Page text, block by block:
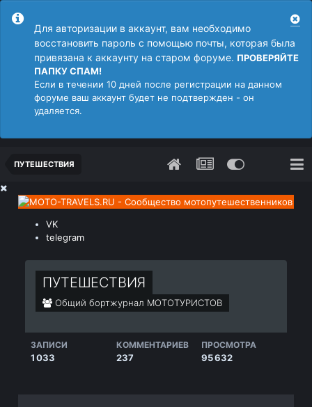
Для авторизации в аккаунт, вам необходимо
восстановить пароль с помощью почты, которая была
привязана к аккаунту на старом форуме. ПРОВЕРЯЙТЕ
ПАПКУ СПАМ!
Если в течении 10 дней после регистрации на данном
форуме ваш аккаунт будет не подтвержден - он
удаляется.
ПУТЕШЕСТВИЯ
VK
telegram
ПУТЕШЕСТВИЯ
Общий бортжурнал МОТОТУРИСТОВ
ЗАПИСИ
1 033
КОММЕНТАРИЕВ
237
ПРОСМОТРА
95 632